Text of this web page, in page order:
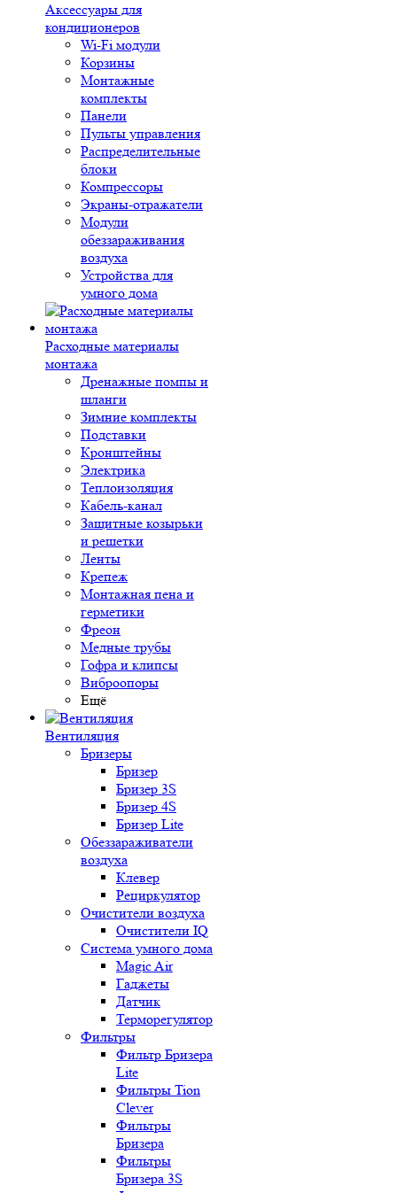
Аксессуары для
кондиционеров
Wi-Fi модули
Корзины
Монтажные
комплекты
Панели
Пульты управления
Распределительные
блоки
Компрессоры
Экраны-отражатели
Модули
обеззараживания
воздуха
Устройства для
умного дома
Расходные материалы
монтажа
Дренажные помпы и
шланги
Зимние комплекты
Подставки
Кронштейны
Электрика
Теплоизоляция
Кабель-канал
Защитные козырьки
и решетки
Ленты
Крепеж
Монтажная пена и
герметики
Фреон
Медные трубы
Гофра и клипсы
Виброопоры
Ещё
Вентиляция
Бризеры
Бризер
Бризер 3S
Бризер 4S
Бризер Lite
Обеззараживатели
воздуха
Клевер
Рециркулятор
Очистители воздуха
Очистители IQ
Система умного дома
Magic Air
Гаджеты
Датчик
Терморегулятор
Фильтры
Фильтр Бризера
Lite
Фильтры Tion
Clever
Фильтры
Бризера
Фильтры
Бризера 3S